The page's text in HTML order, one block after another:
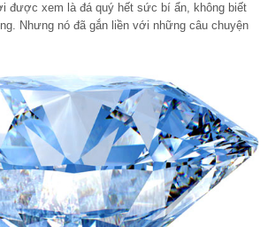
được xem là đá quý hết sức bí ẩn, không biết
Nhưng nó đã gắn liền với những câu chuyện